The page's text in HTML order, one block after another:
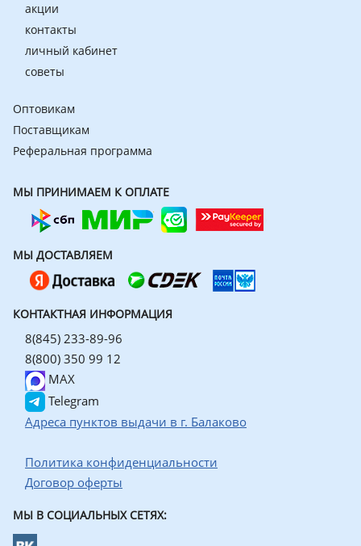
акции
контакты
личный кабинет
советы
Оптовикам
Поставщикам
Реферальная программа
МЫ ПРИНИМАЕМ К ОПЛАТЕ
МЫ ДОСТАВЛЯЕМ
КОНТАКТНАЯ ИНФОРМАЦИЯ
8(845) 233-89-96
8(800) 350 99 12
MAX
Telegram
Адреса пунктов выдачи в г. Балаково
Политика конфиденциальности
Договор оферты
МЫ В СОЦИАЛЬНЫХ СЕТЯХ: